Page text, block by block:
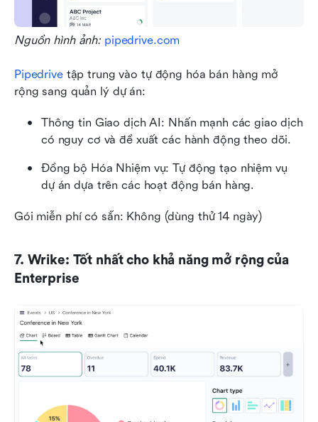
Nguồn hình ảnh: pipedrive.com
Pipedrive tập trung vào tự động hóa bán hàng mở
rộng sang quản lý dự án:
Thông tin Giao dịch AI: Nhấn mạnh các giao dịch
có nguy cơ và đề xuất các hành động theo dõi.
Đồng bộ Hóa Nhiệm vụ: Tự động tạo nhiệm vụ
dự án dựa trên các hoạt động bán hàng.
Gói miễn phí có sẵn: Không (dùng thử 14 ngày)
7. Wrike: Tốt nhất cho khả năng mở rộng của
Enterprise